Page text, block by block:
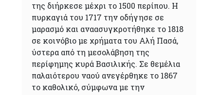
της διήρκεσε μέχρι το 1500 περίπου. Η
πυρκαγιά του 1717 την οδήγησε σε
μαρασμό και αναασυγκροτήθηκε το 1818
σε κοινόβιο με χρήματα του Αλή Πασά,
ύστερα από τη μεσολάβηση της
περίφημης κυρά Βασιλικής. Σε θεμέλια
παλαιότερου ναού ανεγέρθηκε το 1867
το καθολικό, σύμφωνα με την